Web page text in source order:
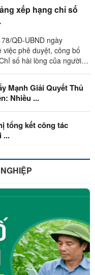
xếp hạng chỉ số
QĐ-UBND ngày
phê duyệt, công bố
số hài lòng của người
Mạnh Giải Quyết Thủ
Nhiều ...
tổng kết công tác
...